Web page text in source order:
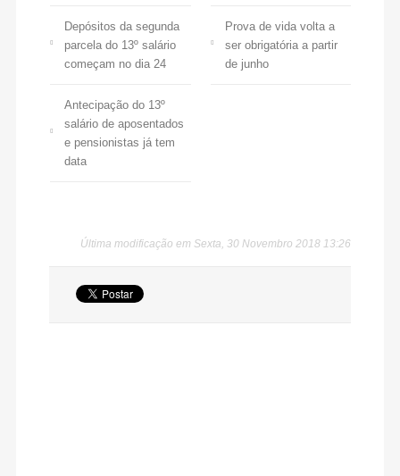
Depósitos da segunda
parcela do 13º salário
começam no dia 24
Prova de vida volta a
ser obrigatória a partir
de junho
Antecipação do 13º
salário de aposentados
e pensionistas já tem
data
Última modificação em Sexta, 30 Novembro 2018 13:26